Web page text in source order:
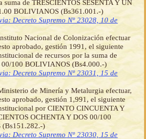
suma de TRESCIENTOS SESENTA Y UN
BOLIVIANOS (Bs361.001.-)
Decreto Supremo Nº 23028, 10 de
Nacional de Colonización efectuar
aprobado, gestión 1991, el siguiente
de recursos por la suma de
100 BOLIVIANOS (Bs4.000.-)
Decreto Supremo Nº 23031, 15 de
de Minería y Metalurgia efectuar,
aprobado, gestión 1,991, el siguiente
por CIENTO CINCUENTA Y
OCHENTA Y DOS 00/100
)
Decreto Supremo Nº 23030, 15 de